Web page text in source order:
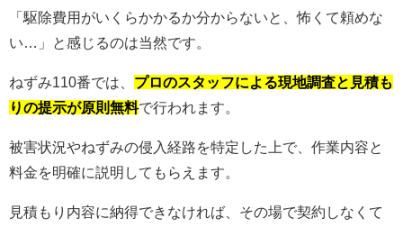
「駆除費用がいくらかかるか分からないと、怖くて頼めな
い…」と感じるのは当然です。
ねずみ110番では、 プロのスタッフによる現地調査と見積も
りの提示が原則無料で行われます。
被害状況やねずみの侵入経路を特定した上で、作業内容と
料金を明確に説明してもらえます。
見積もり内容に納得できなければ、その場で契約しなくて